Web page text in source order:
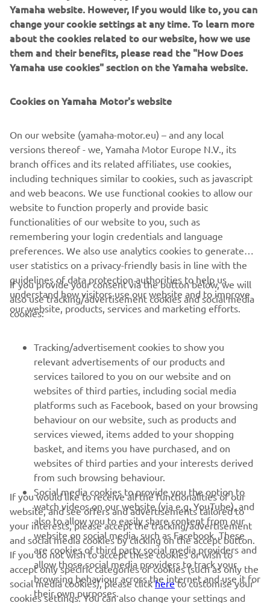
1973 RD350
Informațiile și/sau imaginile de pe aceste pagini web nu
pot fi utilizate în scopuri comerciale sau necomerciale fără
acordul explicit în scris al Yamaha Motor Europe N.V. și/sau
Yamaha Motor Co., Ltd.
Condu întotdeauna în siguranță și respectă toate condițiile
de drum locale.
CORPORATE
MAI MULTE YAMAHA
SUPORT
BULETIN INFORMATIV
Fii primul care află despre cele mai recente oferte, evenimente
speciale, lansări noi și multe altele.
ABONARE
Citiți Politica noastră de confidențialitate pentru a afla cum vă
procesăm datele personale:Politică de Confidențialitate
Yamaha website. However, If you would like to, you can
change your cookie settings at any time. To learn more
about the cookies related to our website, how we use
them and their benefits, please read the "How Does
Yamaha use cookies" section on the Yamaha website.
Cookies on Yamaha Motor's website
On our website (yamaha-motor.eu) – and any local
versions thereof - we, Yamaha Motor Europe N.V., its
branch offices and its related affiliates, use cookies,
including techniques similar to cookies, such as javascript
and web beacons. We use functional cookies to allow our
website to function properly and provide basic
functionalities of our website to you, such as
remembering your login credentials and language
preferences. We also use analytics cookies to generate
user statistics on a privacy-friendly basis in line with the
guidelines of data protection authorities to help us
understand how visitors use our website and to improve
our website, products, services and marketing efforts.
If you provide your consent via the button below, we will
also use tracking/advertisement cookies and social media
cookies:
Tracking/advertisement cookies to show you
relevant advertisements of our products and
services tailored to you on our website and on
websites of third parties, including social media
platforms such as Facebook, based on your browsing
behaviour on our website, such as products and
services viewed, items added to your shopping
basket, and items you have purchased, and on
websites of third parties and your interests derived
from such browsing behaviour.
Social media cookies to provide you the option to
watch videos on our website (via e.g. YouTube), and
also to allow you to easily share content from our
website on social media, such as Facebook. These
are cookies of third party social media providers and
allow those social media providers to track your
browsing behaviour across the internet and use it for
their own purposes.
If you would like to receive all the functionalities of our
website, and see offers and advertisements tailored to
your interests, please accept the tracking/advertisement
and social media cookies by clicking on the accept button.
If you do not wish to accept these cookies or wish to
accept only specific categories of cookies (such as only the
social media cookies), please clickhereto customise your
cookies settings. You can also change your settings and